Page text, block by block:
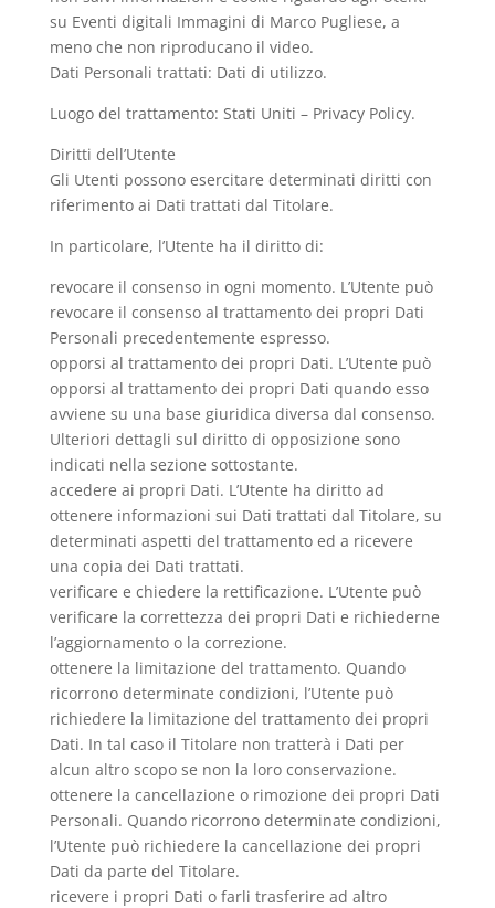
su Eventi digitali Immagini di Marco Pugliese, a
meno che non riproducano il video.
Dati Personali trattati: Dati di utilizzo.
Luogo del trattamento: Stati Uniti – Privacy Policy.
Diritti dell’Utente
Gli Utenti possono esercitare determinati diritti con
riferimento ai Dati trattati dal Titolare.
In particolare, l’Utente ha il diritto di:
revocare il consenso in ogni momento. L’Utente può
revocare il consenso al trattamento dei propri Dati
Personali precedentemente espresso.
opporsi al trattamento dei propri Dati. L’Utente può
opporsi al trattamento dei propri Dati quando esso
avviene su una base giuridica diversa dal consenso.
Ulteriori dettagli sul diritto di opposizione sono
indicati nella sezione sottostante.
accedere ai propri Dati. L’Utente ha diritto ad
ottenere informazioni sui Dati trattati dal Titolare, su
determinati aspetti del trattamento ed a ricevere
una copia dei Dati trattati.
verificare e chiedere la rettificazione. L’Utente può
verificare la correttezza dei propri Dati e richiederne
l’aggiornamento o la correzione.
ottenere la limitazione del trattamento. Quando
ricorrono determinate condizioni, l’Utente può
richiedere la limitazione del trattamento dei propri
Dati. In tal caso il Titolare non tratterà i Dati per
alcun altro scopo se non la loro conservazione.
ottenere la cancellazione o rimozione dei propri Dati
Personali. Quando ricorrono determinate condizioni,
l’Utente può richiedere la cancellazione dei propri
Dati da parte del Titolare.
ricevere i propri Dati o farli trasferire ad altro